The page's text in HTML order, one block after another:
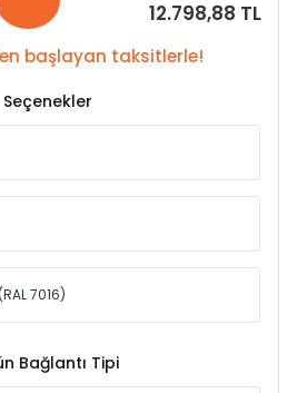
12.798,88 TL
başlayan taksitlerle!
Seçenekler
Bağlantı Tipi